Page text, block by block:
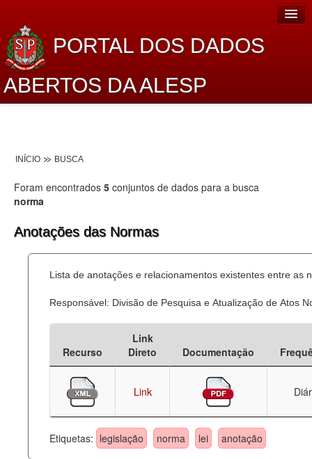
PORTAL DOS DADOS
ABERTOS DA ALESP
Lei de Acesso à Informação
Dados Governamentais Abertos
Planejamento
Catálogo de dados
Processo Legislativo
Administração
Legislação
Agenda
Perguntas frequentes
INÍCIO BUSCA
Foram encontrados 5 conjuntos de dados para a busca
norma
Anotações das Normas
Lista de anotações e relacionamentos existentes entre as
Responsável: Divisão de Pesquisa e Atualização de Atos
Recurso
Link
Direto
Documentação
Link
Etiquetas: legislação norma lei anotação